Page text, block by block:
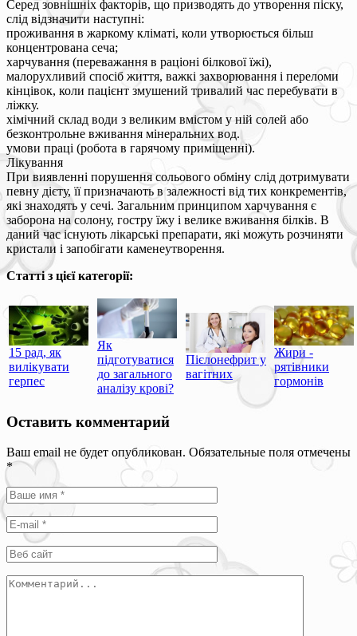
Серед зовнішніх факторів, що призводять до утворення піску,
слід відзначити наступні:
проживання в жаркому кліматі, коли утворюється більш
концентрована сеча;
харчування (переважання в раціоні білкової їжі),
малорухливий спосіб життя, важкі захворювання і переломи
кінцівок, коли пацієнт змушений тривалий час перебувати в
ліжку.
хімічний склад води з великим вмістом у ній солей або
безконтрольне вживання мінеральних вод.
умови праці (робота в гарячому приміщенні).
Лікування
При виявленні порушення сольового обміну слід дотримувати
певну дієту, її призначають в залежності від тих конкрементів,
які знаходять у сечі. Загальним принципом харчування є
заборона на солону, гостру їжу і велике вживання білків. В
даний час існують лікарські препарати, які можуть розчиняти
кристали і запобігати каменеутворення.
Статті з цієї категорії:
15 рад, як
вилікувати
герпес
Як
підготуватися
до загального
аналізу крові?
Пієлонефрит у
вагітних
Жири -
рятівники
гормонів
Оставить комментарий
Ваш email не будет опубликован. Обязательные поля отмечены
*